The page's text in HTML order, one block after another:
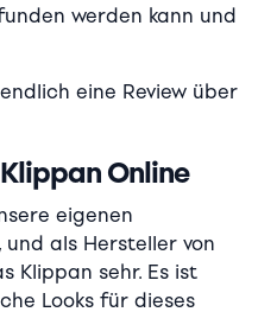
werden kann und
eine Review über
Online
eigenen
und als Hersteller von
Klippan sehr. Es ist
Looks für dieses